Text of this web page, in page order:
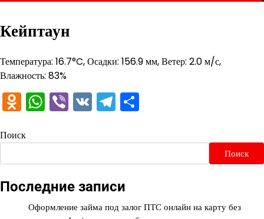
Кейптаун
Температура: 16.7°C, Осадки: 156.9 мм, Ветер: 2.0 м/с,
Влажность: 83%
Odnoklassniki
WhatsApp
Viber
VKTelegram
Поиск
Поиск
Последние записи
Оформление займа под залог ПТС онлайн на карту без